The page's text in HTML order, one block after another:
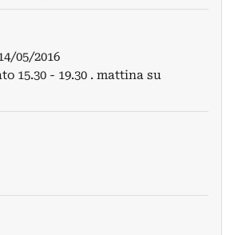
05/2016
15.30 - 19.30 . mattina su